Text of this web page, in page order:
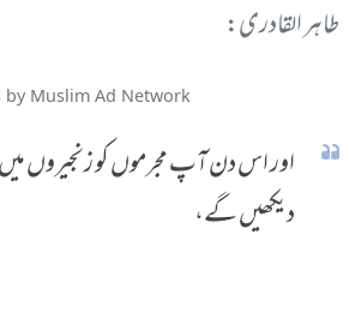
طاہر القادری:
by Muslim Ad Network
اور اس دن آپ مجرموں کو زنجیروں
دیکھیں گے،